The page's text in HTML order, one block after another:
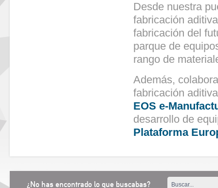
Desde nuestra
fabricación
fabricación del
parque de
rango de
Además,
fabricación
EOS e-
desarrollo de
Plataforma
¿No has encontrado lo que buscabas?